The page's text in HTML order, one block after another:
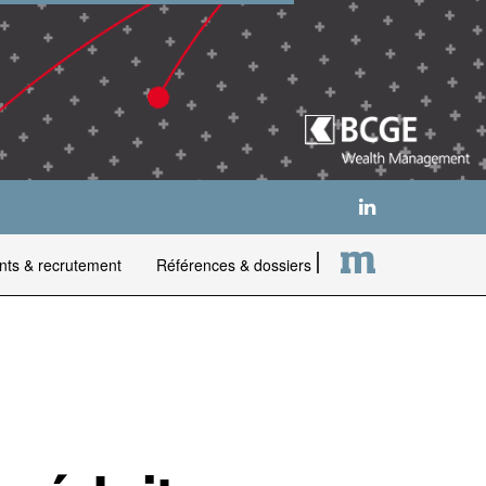
& recrutement Références & dossiers